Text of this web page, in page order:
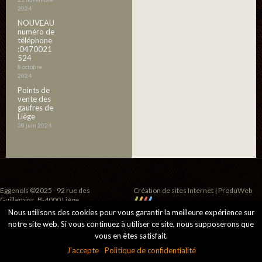
2024
NOUVEAU
numéro de
téléphone
:0470021
524
8 octobre
2024
Points de
vente des
gaufres de
Liège
30 juin 2024
Eggenols ©2025 - 92 rue des
Guillemins, B-4000 Liège
Création de sites Internet | ProduWeb
Nous utilisons des cookies pour vous garantir la meilleure expérience sur
notre site web. Si vous continuez à utiliser ce site, nous supposerons que
vous en êtes satisfait.
J'accepte
Politique de confidentialité